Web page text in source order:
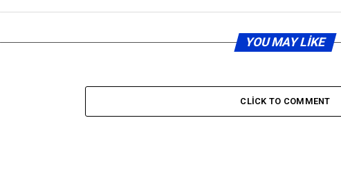
YOU MAY LIKE
CLICK TO COMMENT